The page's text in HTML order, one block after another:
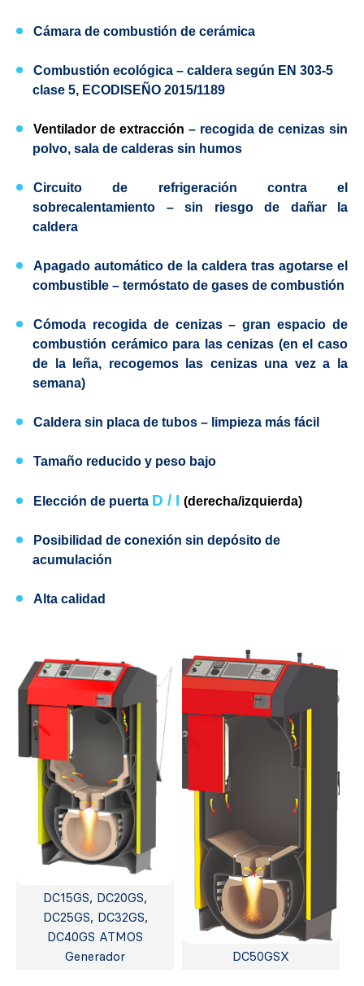
Cámara de combustión de cerámica
Combustión ecológica – caldera según EN 303-5
clase 5, ECODISEÑO 2015/1189
Ventilador de extracción – recogida de cenizas sin
polvo, sala de calderas sin humos
Circuito de refrigeración contra el
sobrecalentamiento – sin riesgo de dañar la
caldera
Apagado automático de la caldera tras agotarse el
combustible – termóstato de gases de combustión
Cómoda recogida de cenizas– gran espacio de
combustión cerámico para las cenizas (en el caso
de la leña, recogemos las cenizas una vez a la
semana)
Caldera sin placa de tubos – limpieza más fácil
Tamaño reducido y peso bajo
Elección de puerta D / I (derecha/izquierda)
Posibilidad de conexión sin depósito de
acumulación
Alta calidad
DC15GS, DC20GS,
DC25GS, DC32GS,
DC40GS ATMOS
Generador
DC50GSX